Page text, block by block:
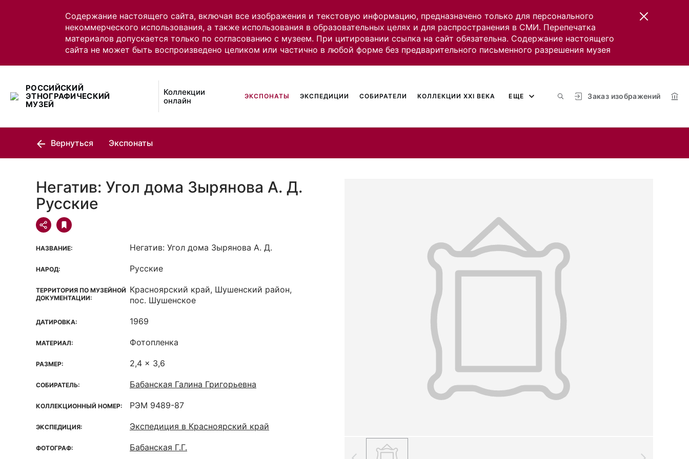
Содержание настоящего сайта, включая все изображения и текстовую информацию, предназначено только для персонального
некоммерческого использования, а также использования в образовательных целях и для распространения в СМИ. Перепечатка
материалов допускается только по согласованию с музеем. При цитировании ссылка на сайт обязательна. Содержание настоящего
сайта не может быть воспроизведено целиком или частично в любой форме без предварительного письменного разрешения музея
РОССИЙСКИЙ
ЭТНОГРАФИЧЕСКИЙ
МУЗЕЙ
Коллекции
онлайн
Заказ изображений
ЭКСПОНАТЫ ЭКСПЕДИЦИИ СОБИРАТЕЛИ КОЛЛЕКЦИИ XXI ВЕКА ЕЩЕ
Вернуться Экспонаты
Негатив: Угол дома Зырянова А. Д.
Русские
НАЗВАНИЕ: Негатив: Угол дома Зырянова А. Д.
НАРОД: Русские
ТЕРРИТОРИЯ ПО МУЗЕЙНОЙ
ДОКУМЕНТАЦИИ:
Красноярский край, Шушенский район,
пос. Шушенское
ДАТИРОВКА: 1969
МАТЕРИАЛ: Фотопленка
РАЗМЕР: 2,4 x 3,6
СОБИРАТЕЛЬ: Бабанская Галина Григорьевна
КОЛЛЕКЦИОННЫЙ НОМЕР: РЭМ 9489-87
ЭКСПЕДИЦИЯ: Экспедиция в Красноярский край
ФОТОГРАФ: Бабанская Г.Г.